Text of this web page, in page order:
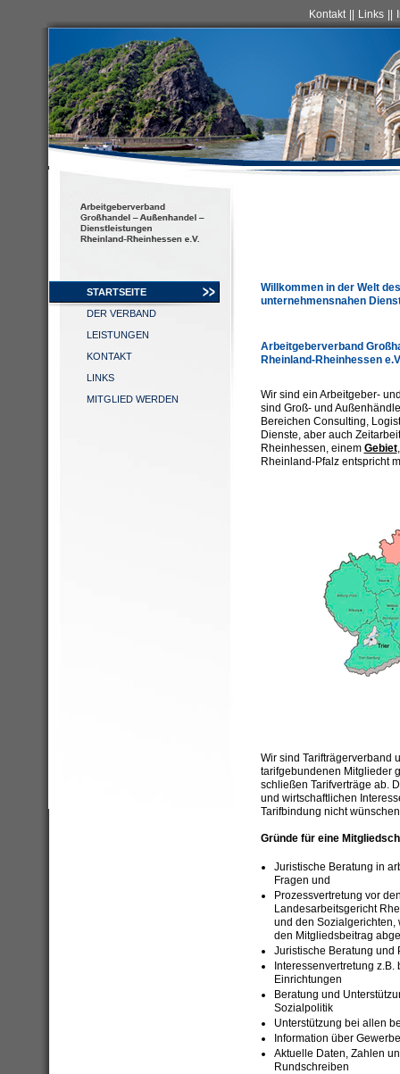
Kontakt Links
STARTSEITE
DER VERBAND
LEISTUNGEN
KONTAKT
LINKS
MITGLIED WERDEN
Willkommen in der Welt
unternehmensnahen
Arbeitgeberverband
Rheinland-Rheinhessen
Wir sind ein Arbeitgeber-
sind Groß- und
Bereichen Consulting,
Dienste, aber auch
Rheinhessen, einem Gebiet
Rheinland-Pfalz entspricht
Wir sind Tarifträgerverband
tarifgebundenen Mitglieder
schließen Tarifverträge ab.
und wirtschaftlichen
Tarifbindung nicht
Gründe für eine
Juristische Beratung in
Fragen und
Prozessvertretung vor
Landesarbeitsgericht
und den Sozialgerichten,
den Mitgliedsbeitrag
Juristische Beratung und
Interessenvertretung
Einrichtungen
Beratung und
Sozialpolitik
Unterstützung bei allen
Information über
Aktuelle Daten, Zahlen
Rundschreiben